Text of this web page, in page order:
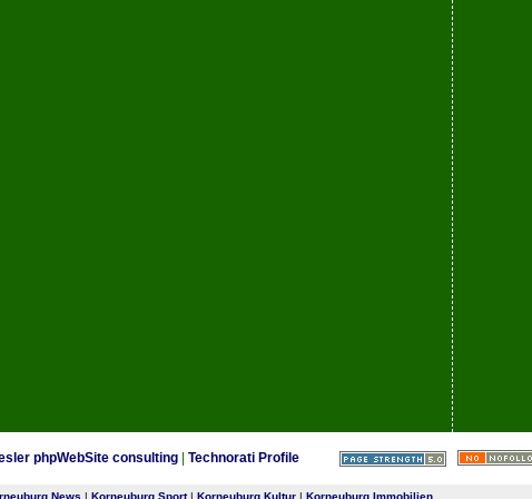
phpWebSite consulting Technorati Profile
News | Korneuburg Sport| Korneuburg Kultur | Korneuburg Immobilien